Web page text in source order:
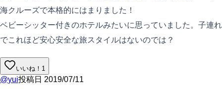
海クルーズで本格的にはまりました！
ベビーシッター付きのホテルみたいに思っていました。子連れ
でこれほど安心安全な旅スタイルはないのでは？
いいね！ 1
@yui投稿日 2019/07/11